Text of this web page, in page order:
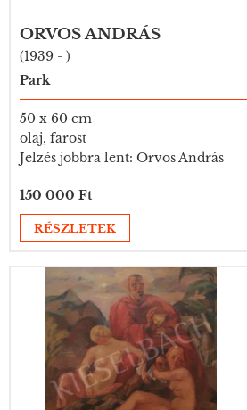
ORVOS ANDRÁS
(1939 - )
Park
50 x 60 cm
olaj, farost
Jelzés jobbra lent: Orvos András
150 000 Ft
RÉSZLETEK